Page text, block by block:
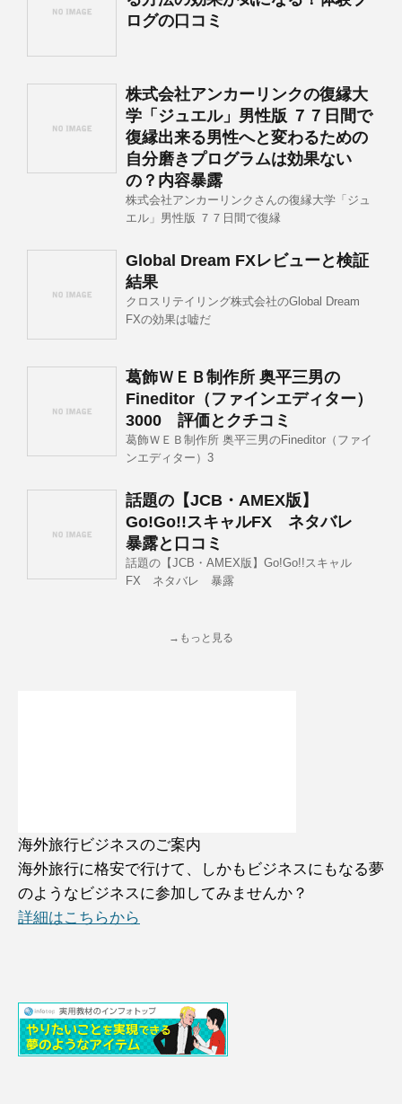
ログの口コミ
株式会社アンカーリンクの復縁大
学「ジュエル」男性版 ７７日間で
復縁出来る男性へと変わるための
自分磨きプログラムは効果ない
の？内容暴露
株式会社アンカーリンクさんの復縁大学「ジュ
エル」男性版 ７７日間で復縁
Global Dream FXレビューと検証
結果
クロスリテイリング株式会社のGlobal Dream
FXの効果は嘘だ
葛飾ＷＥＢ制作所 奥平三男の
Fineditor（ファインエディター）
3000 評価とクチコミ
葛飾ＷＥＢ制作所 奥平三男のFineditor（ファイ
ンエディター）3
話題の【JCB・AMEX版】
Go!Go!!スキャルFX ネタバレ
暴露と口コミ
話題の【JCB・AMEX版】Go!Go!!スキャル
FX ネタバレ 暴露
→もっと見る
海外旅行ビジネスのご案内
海外旅行に格安で行けて、しかもビジネスにもなる夢
のようなビジネスに参加してみませんか？
詳細はこちらから